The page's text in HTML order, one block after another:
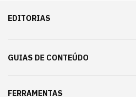
EDITORIAS
GUIAS DE CONTEÚDO
FERRAMENTAS